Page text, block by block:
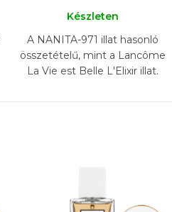
Készleten
A NANITA-971 illat hasonló
összetételű, mint a Lancôme
La Vie est Belle L'Elixir illat.